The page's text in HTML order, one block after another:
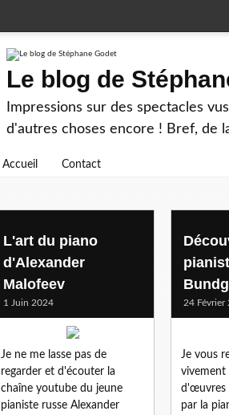
Le blog de
Impressions sur des spectacles
d'autres choses encore ! Bref, de
Accueil Contact
pianist
L'art du piano
d'Alexander
Malofeev
1 Juin 2024
Je ne me lasse pas de
regarder et d'écouter la
chaîne youtube du jeune
pianiste russe Alexander
24 Février
Je vous
vivement
d'œuvres
par la